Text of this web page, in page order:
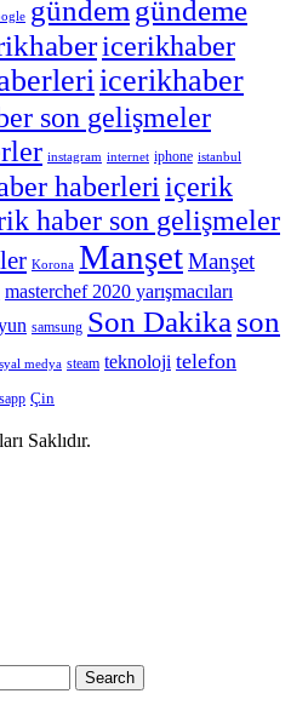
gündem gündeme
icerikhaber
icerikhaber
son gelişmeler
instagram internet iphone istanbul
haberleri içerik
haber son gelişmeler
Korona ManşetManşet
masterchef 2020 yarışmacıları
samsung Son Dakikason
medya steam teknoloji telefon
Çin
Saklıdır.
Search